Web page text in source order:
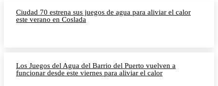
Ciudad 70 estrena sus juegos de agua para aliviar el calor
este verano en Coslada
Los Juegos del Agua del Barrio del Puerto vuelven a
funcionar desde este viernes para aliviar el calor